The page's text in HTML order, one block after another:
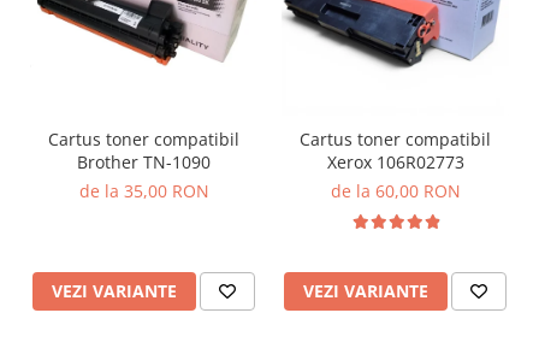
Cartus toner compatibil
Brother TN-1090
de la 35,00 RON
VEZI VARIANTE
Cartus toner compatibil
Xerox 106R02773
de la 60,00 RON
VEZI VARIANTE